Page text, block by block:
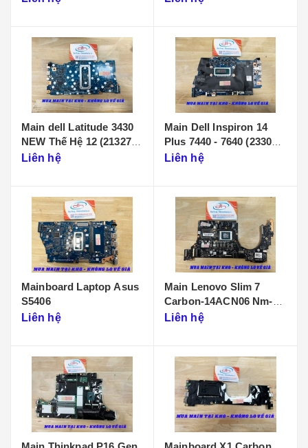
Main dell Latitude 3430
NEW Thế Hệ 12 (213274-
1)
Liên hệ
Main Dell Inspiron 14
Plus 7440 - 7640 (233086-
1)
Liên hệ
Mainboard Laptop Asus
S5406
Liên hệ
Main Lenovo Slim 7
Carbon-14ACN06 Nm-
D901
Liên hệ